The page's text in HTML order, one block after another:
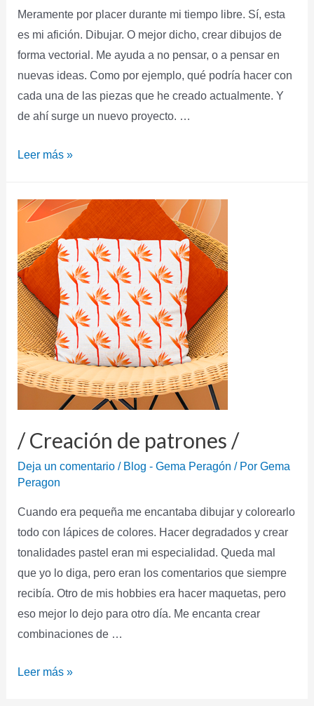
Meramente por placer durante mi tiempo libre. Sí, esta
es mi afición. Dibujar. O mejor dicho, crear dibujos de
forma vectorial. Me ayuda a no pensar, o a pensar en
nuevas ideas. Como por ejemplo, qué podría hacer con
cada una de las piezas que he creado actualmente. Y
de ahí surge un nuevo proyecto. …
Leer más »
/ Creación de patrones /
Deja un comentario / Blog - Gema Peragón / Por Gema
Peragon
Cuando era pequeña me encantaba dibujar y colorearlo
todo con lápices de colores. Hacer degradados y crear
tonalidades pastel eran mi especialidad. Queda mal
que yo lo diga, pero eran los comentarios que siempre
recibía. Otro de mis hobbies era hacer maquetas, pero
eso mejor lo dejo para otro día. Me encanta crear
combinaciones de …
Leer más »